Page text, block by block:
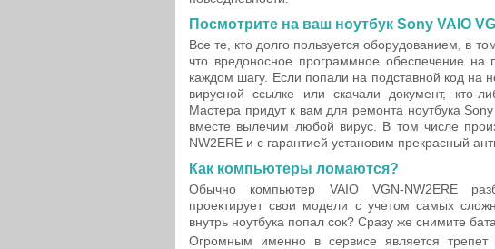
Посмотрите на ваш ноутбук Sony VAIO
Все те, кто долго пользуется оборудованием, в
что вредоносное программное обеспечение на
каждом шагу. Если попали на подставной код на
вирусной ссылке или скачали документ, кто-
Мастера придут к вам для ремонта ноутбука
вместе вылечим любой вирус. В том числе
NW2ERE и с гарантией установим прекрасный
Как компьютеры ломаются?
Обычно компьютер VAIO VGN-NW2ERE
проектирует свои модели с учетом самых
внутрь ноутбука попал сок? Сразу же снимите
Огромным именно в сервисе является